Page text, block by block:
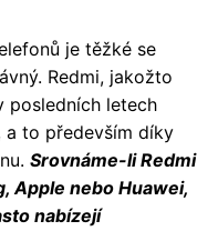
je těžké se
Redmi, jakožto
posledních letech
to především díky
Srovnáme-li Redmi
Apple nebo Huawei,
nabízejí